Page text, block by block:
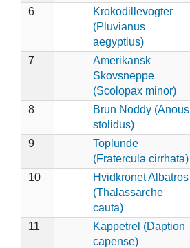
6
Krokodillevogter
(Pluvianus
aegyptius)
7
Amerikansk
Skovsneppe
(Scolopax minor)
8
Brun Noddy (Anous
stolidus)
9
Toplunde
(Fratercula cirrhata)
10
Hvidkronet Albatros
(Thalassarche
cauta)
11
Kappetrel (Daption
capense)